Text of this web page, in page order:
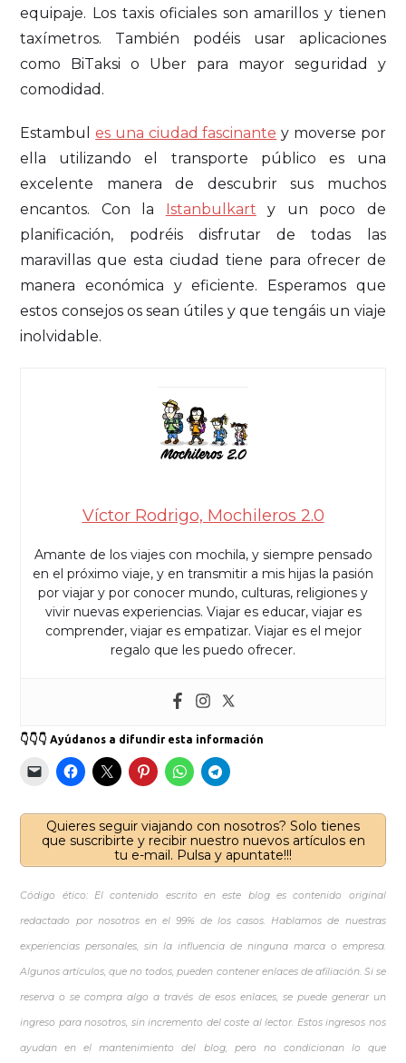
equipaje. Los taxis oficiales son amarillos y tienen
taxímetros. También podéis usar aplicaciones
como BiTaksi o Uber para mayor seguridad y
comodidad.
Estambules una ciudad fascinante y moverse por
ella utilizando el transporte público es una
excelente manera de descubrir sus muchos
encantos. Con la Istanbulkart y un poco de
planificación, podréis disfrutar de todas las
maravillas que esta ciudad tiene para ofrecer de
manera económica y eficiente. Esperamos que
estos consejos os sean útiles y que tengáis un viaje
inolvidable.
Víctor Rodrigo, Mochileros 2.0
Amante de los viajes con mochila, y siempre pensado
en el próximo viaje, y en transmitir a mis hijas la pasión
por viajar y por conocer mundo, culturas, religiones y
vivir nuevas experiencias. Viajar es educar, viajar es
comprender, viajar es empatizar. Viajar es el mejor
regalo que les puedo ofrecer.
👇👇👇 Ayúdanos a difundir esta información
Quieres seguir viajando con nosotros? Solo tienes
que suscribirte y recibir nuestro nuevos artículos en
tu e-mail. Pulsa y apuntate!!!
Código ético: El contenido escrito en este blog es contenido original
redactado por nosotros en el 99% de los casos. Hablamos de nuestras
experiencias personales, sin la influencia de ninguna marca o empresa.
Algunos artículos, que no todos, pueden contener enlaces de afiliación. Si se
reserva o se compra algo a través de esos enlaces, se puede generar un
ingreso para nosotros, sin incremento del coste al lector. Estos ingresos nos
ayudan en el mantenimiento del blog, pero no condicionan lo que